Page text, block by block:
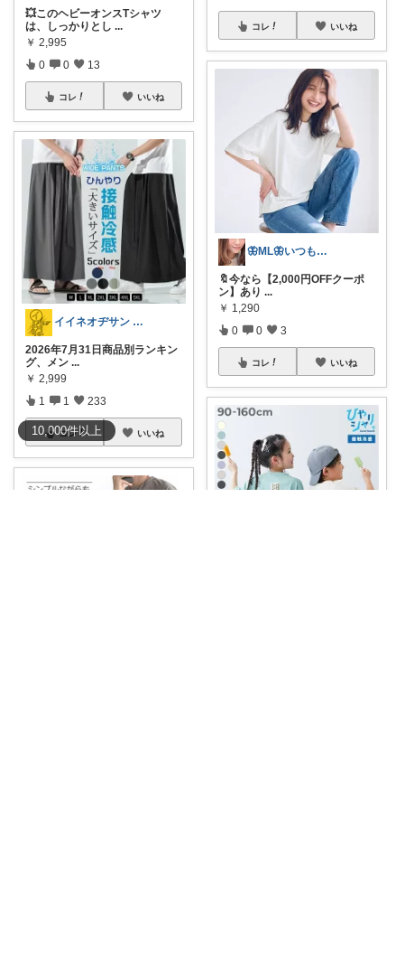
10,000件以上
💥このヘビーオンスTシャツ
は、しっかりとし ...
￥ 2,995
0 0 13
コレ いいね
イイネオヂサン 1/4/5 感謝
2026年7月31日商品別ランキン
グ、メン ...
￥ 2,999
1 1 233
コレ いいね
コレ いいね
🦋ML🦋いつもありがとう💓
🔖今なら【2,000円OFFクーポ
ン】あり ...
￥ 1,290
0 0 3
コレ いいね